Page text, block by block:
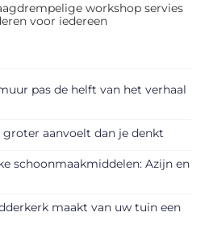
workshop servies
voor iedereen
pas de helft van het verhaal
aanvoelt dan je denkt
schoonmaakmiddelen: Azijn en
maakt van uw tuin een